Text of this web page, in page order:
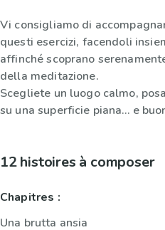
Vi consigliamo di
questi esercizi, facendoli
affinché scoprano
della meditazione.
Scegliete un luogo calmo,
su una superficie piana… e
12 histoires à composer
Chapitres :
Una brutta ansia